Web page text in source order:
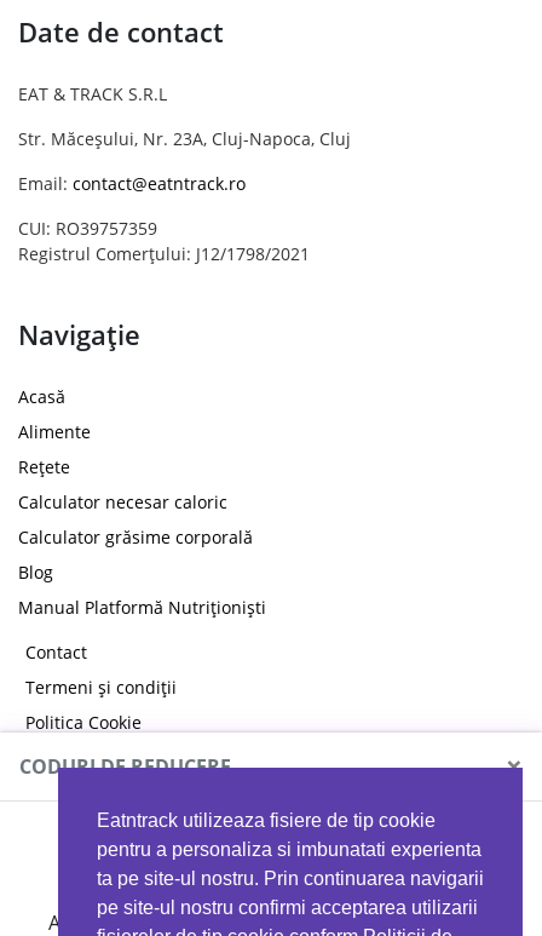
Eatntrack utilizeaza fisiere de tip cookie
pentru a personaliza si imbunatati experienta
ta pe site-ul nostru. Prin continuarea navigarii
pe site-ul nostru confirmi acceptarea utilizarii
Date de contact
EAT & TRACK S.R.L
Str. Măceșului, Nr. 23A, Cluj-Napoca, Cluj
Email: contact@eatntrack.ro
CUI: RO39757359
Registrul Comerțului: J12/1798/2021
Navigație
Acasă
Alimente
Rețete
Calculator necesar caloric
Calculator grăsime corporală
Blog
Manual Platformă Nutriționiști
Contact
Termeni și condiții
Politica Cookie
Politica de confidențialitate
CODURI DE REDUCERE ×
MYPROTEIN
Ai 40%reducere la orice comandă folosind codul